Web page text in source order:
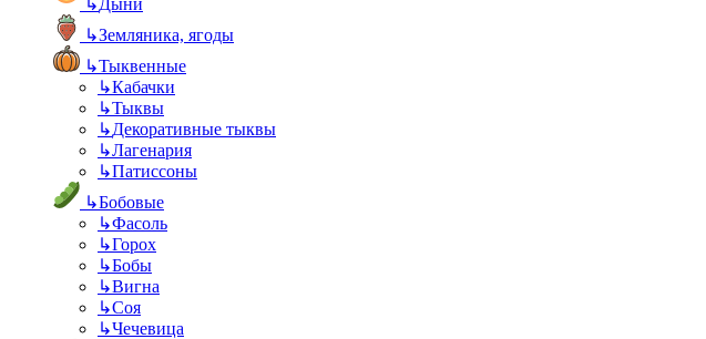
↳Земляника, ягоды
↳Тыквенные
↳Кабачки
↳Тыквы
↳Декоративные тыквы
↳Лагенария
↳Патиссоны
↳Бобовые
↳Фасоль
↳Горох
↳Бобы
↳Вигна
↳Соя
↳Чечевица